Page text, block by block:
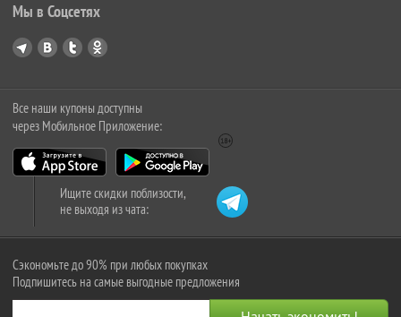
Мы в Соцсетях
Все наши купоны доступны
через Мобильное Приложение:
Ищите скидки поблизости,
не выходя из чата:
Сэкономьте до 90% при любых покупках
Подпишитесь на самые выгодные предложения